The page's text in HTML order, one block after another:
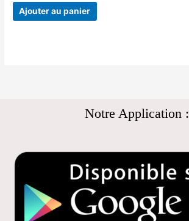
Ajouter au panier
Notre Application :